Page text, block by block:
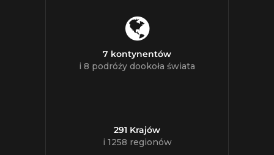
7 kontynentów
i 8 podróży dookoła świata
291 Krajów
i 1258 regionów